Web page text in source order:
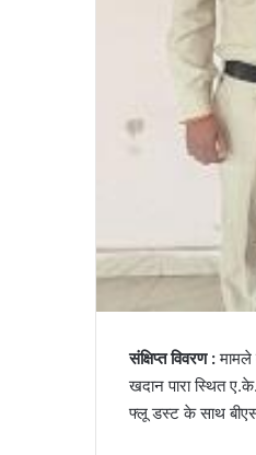
संक्षिप्त विवरण :मामले
खदान पारा स्थित
फ्लू डस्ट के साथ